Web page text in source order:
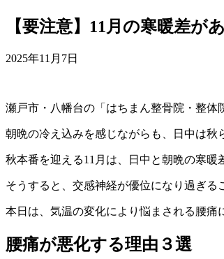
【要注意】11月の寒暖差が
2025年11月7日
瀬戸市・八幡台の「はちまん整骨院・整体
朝晩の冷え込みを感じながらも、日中は秋
秋本番を迎える11月は、日中と朝晩の寒暖
そうすると、交感神経が優位になり過ぎる
本日は、気温の変化により悩まされる腰痛
腰痛が悪化する理由３選